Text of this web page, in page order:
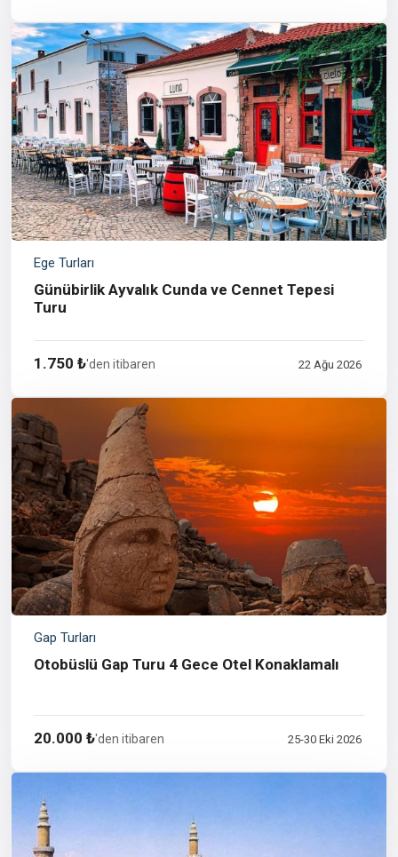
Ege Turları
Günübirlik Ayvalık Cunda ve Cennet Tepesi
Turu
1.750 ₺'den itibaren 22 Ağu 2026
Gap Turları
Otobüslü Gap Turu 4 Gece Otel Konaklamalı
20.000 ₺'den itibaren 25-30 Eki 2026